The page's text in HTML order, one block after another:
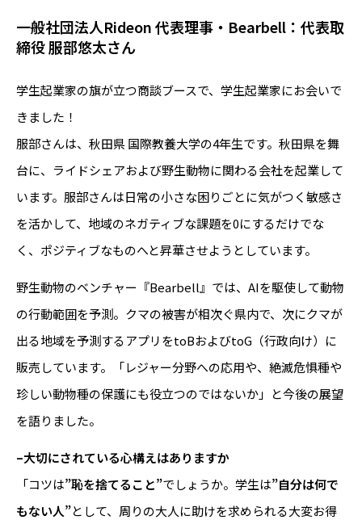
一般社団法人Rideon 代表理事・Bearbell：代表取
締役 服部悠太さん
学生起業家の旗が立つ商談ブースで、学生起業家にお会いで
きました！
服部さんは、秋田県 国際教養大学の4年生です。秋田県を舞
台に、ライドシェアおよび野生動物に関わる会社を起業して
います。服部さんは日常の小さな困りごとに気がつく敏感さ
を活かして、地域のネガティブな課題を0にするだけでな
く、ポジティブなものへと昇華させようとしています。
野生動物のベンチャー『Bearbell』では、AIを駆使して動物
の行動範囲を予測。クマの被害が相次ぐ県内で、次にクマが
出る地域を予測するアプリをtoBおよびtoG（行政向け）に
販売しています。「レジャー分野への応用や、絶滅危惧種や
珍しい動物種の保護にも役立つのではないか」と今後の展望
を語りました。
–大切にされている心構えはありますか
「コツは”恥を捨てること”でしょうか。学生は”自分は何で
もない人”として、周りの大人に助けを求められる大変お得